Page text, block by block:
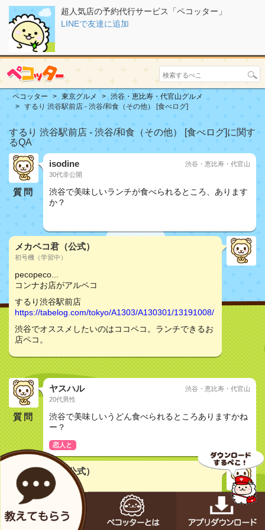
超人気店の予約代行サービス「ペコッター」
LINEで友達に追加
ペコッター 東京グルメ
渋谷・恵比寿・代官山グルメ
するり 渋谷駅前店 - 渋谷/和食（その他） [食べログ]
するり 渋谷駅前店 - 渋谷/和食（その他） [食べログ]に関す
るQA
質問
isodine
30代非公開
渋谷・恵比寿・代官山
渋谷で美味しいランチが食べられるところ、あります
か？
メカペコ君（公式）
初号機（学習中）
pecopeco...
コンナお店がアルペコ
するり渋谷駅前店
https://tabelog.com/tokyo/A1303/A130301/13191008/
渋谷でオススメしたいのはココペコ。ランチできるお
店ペコ。
質問
ヤスハル
20代男性
渋谷・恵比寿・代官山
渋谷で美味しいうどん食べられるところありますかね
ー？
恋人と
メカペコ君（公式）
初号機（学習中）
pecopeco...
コンナお店がアルペコ
するり渋谷駅前店